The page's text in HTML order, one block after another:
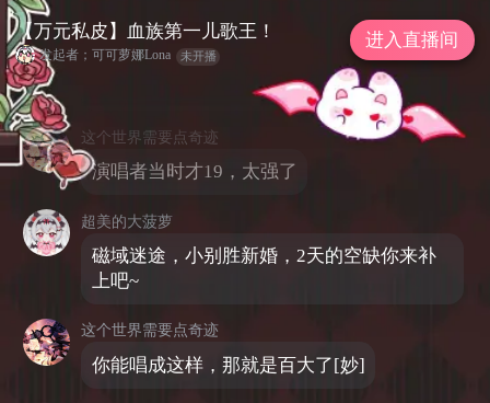
星绘汐音
今天上午是不是白播了
这个世界需要点奇迹
演唱者当时才19，太强了
超美的大菠萝
磁域迷途，小别胜新婚，2天的空缺你来补
上吧~
这个世界需要点奇迹
你能唱成这样，那就是百大了[妙]
【万元私皮】血族第一儿歌王！
发起者；可可萝娜Lona 未开播
进入直播间